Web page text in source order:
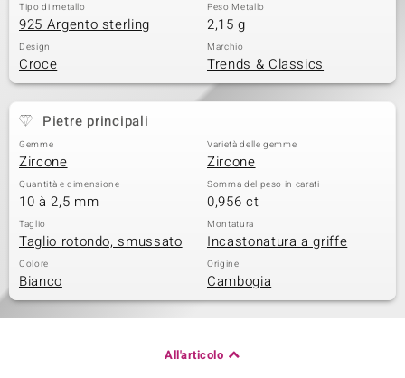
Tipo di metallo
925 Argento sterling
Peso Metallo
2,15 g
Design
Croce
Marchio
Trends & Classics
Pietre principali
Gemme
Zircone
Varietà delle gemme
Zircone
Quantità e dimensione
10 à 2,5 mm
Somma del peso in carati
0,956 ct
Taglio
Taglio rotondo, smussato
Montatura
Incastonatura a griffe
Colore
Bianco
Origine
Cambogia
All'articolo